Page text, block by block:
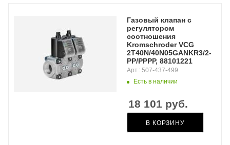
Газовый клапан с
регулятором
соотношения
Kromschroder VCG
2T40N/40N05GANKR3/2-
PP/PPPP, 88101221
Есть в наличии
Арт.: 507-437-499
18 101 руб.
В КОРЗИНУ